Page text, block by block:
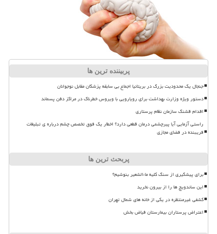
پربیننده ترین ها
جنجال یک محدودیت بزرگ در بریتانیا اجماع بی سابقه پزشکان مقابل نوجوانان
دستور ویژه وزارت بهداشت برای رویارویی با ویروس خطرناک در مراکز دفن پسماند
اقدام قشنگ سازمان نظام پرستاری
راستی آزمایی آیا پیرچشمی درمان قطعی دارد؟ اخطار یک فوق تخصص چشم درباره ی تبلیغات
فریبنده در فضای مجازی
پربحث ترین ها
برای پیشگیری از سنگ کلیه ماءالشعیر بنوشیم؟
این ساندویچ ها را از بیرون نخرید
کشفی غیرمنتظره در یکی از خانه های شمال تهران
اعتراض پرستاران بیمارستان فیاض بخش